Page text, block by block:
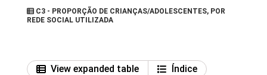
C3 - PROPORÇÃO DE CRIANÇAS/ADOLESCENTES, POR
REDE SOCIAL UTILIZADA
View expanded table
Índice